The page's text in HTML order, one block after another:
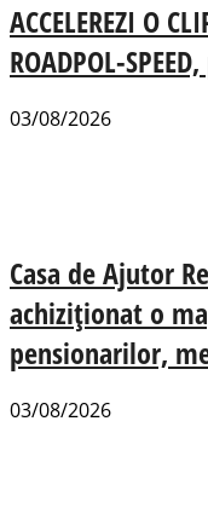
ACCELEREZI O
ROADPOL-
03/08/2026
Casa de Ajutor
achiziționat o
pensionarilor,
03/08/2026